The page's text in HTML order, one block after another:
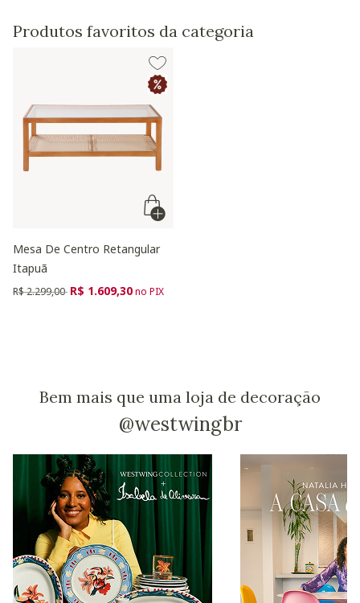
Produtos favoritos da categoria
Mesa De Centro Retangular
Itapuã
Preço reduzido de
R$ 2.299,00 para
R$ 1.609,30no PIX
Bem mais que uma loja de decoração
@westwingbr